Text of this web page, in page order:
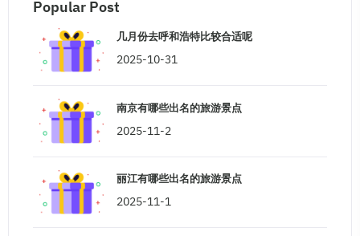
Popular Post
几月份去呼和浩特比较合适呢
2025-10-31
南京有哪些出名的旅游景点
2025-11-2
丽江有哪些出名的旅游景点
2025-11-1